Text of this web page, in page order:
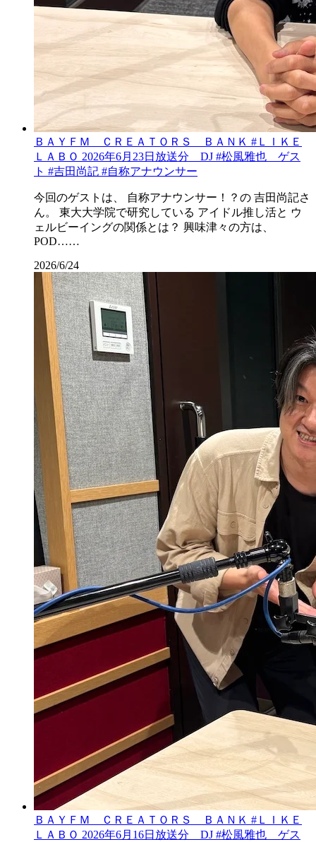
ＢＡＹＦＭ ＣＲＥＡＴＯＲＳ ＢＡＮＫ #ＬＩＫＥ
ＬＡＢＯ 2026年6月23日放送分 DJ #松風雅也 ゲス
ト #吉田尚記 #自称アナウンサー
今回のゲストは、 自称アナウンサー！？の 吉田尚記さ
ん。 東大大学院で研究している アイドル推し活と ウ
ェルビーイングの関係とは？ 興味津々の方は、
POD……
2026/6/24
ＢＡＹＦＭ ＣＲＥＡＴＯＲＳ ＢＡＮＫ #ＬＩＫＥ
ＬＡＢＯ 2026年6月16日放送分 DJ #松風雅也 ゲス